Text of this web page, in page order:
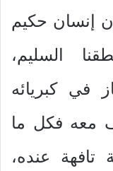
إنسان حكيم
السليم،
في كبريائه
معه فكل ما
عنده،